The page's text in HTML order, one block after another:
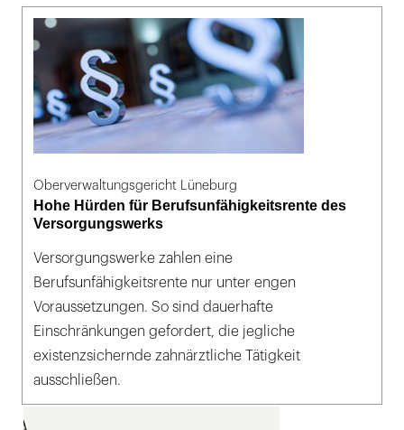
Oberverwaltungsgericht Lüneburg
Hohe Hürden für Berufsunfähigkeitsrente des
Versorgungswerks
Versorgungswerke zahlen eine
Berufsunfähigkeitsrente nur unter engen
Voraussetzungen. So sind dauerhafte
Einschränkungen gefordert, die jegliche
existenzsichernde zahnärztliche Tätigkeit
ausschließen.